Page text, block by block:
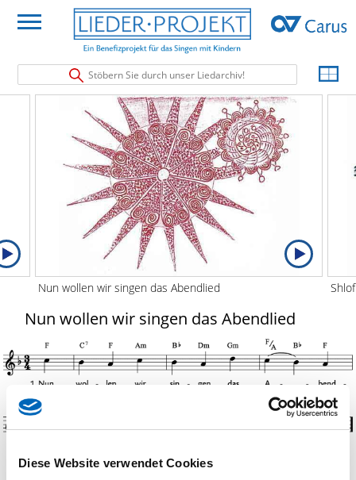
Diese Website verwendet Cookies
Stöbern Sie durch unser Liedarchiv!
Nun wollen wir singen das Abendlied
Nun wollen wir singen das Abendlied